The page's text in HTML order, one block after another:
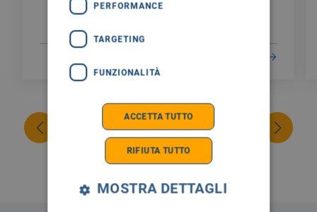
PERFORMANCE
TARGETING
FUNZIONALITÀ
ACCETTA TUTTO
RIFIUTA TUTTO
MOSTRA DETTAGLI